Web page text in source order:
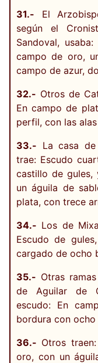
31.- El
según el
Sandoval,
campo de oro,
campo de azur,
32.- Otros de
En campo de
perfil, con las
33.- La casa de
trae: Escudo
castillo de gules,
un águila de
plata, con trece
34.- Los de
Escudo de
cargado de ocho
35.- Otras
de Aguilar de
escudo: En
bordura con
36.- Otros
oro, con un